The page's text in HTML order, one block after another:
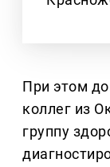
При этом
коллег из
группу